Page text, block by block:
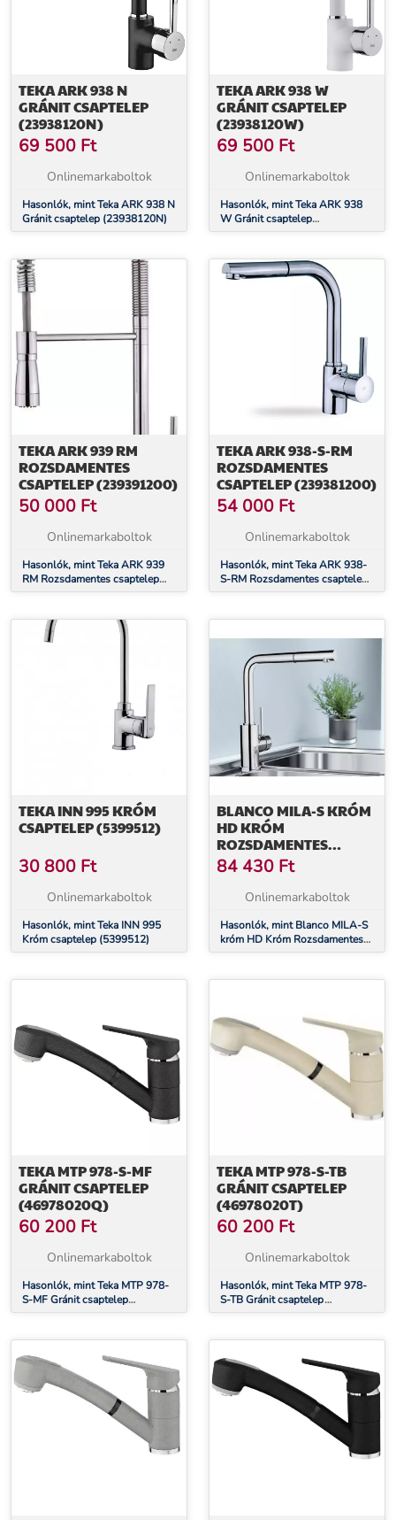
TEKA ARK 938 N
GRÁNIT CSAPTELEP
(23938120N)
69 500 Ft
Onlinemarkaboltok
Hasonlók, mint Teka ARK 938 N
Gránit csaptelep (23938120N)
TEKA ARK 938 W
GRÁNIT CSAPTELEP
(23938120W)
69 500 Ft
Onlinemarkaboltok
Hasonlók, mint Teka ARK 938
W Gránit csaptelep
(23938120W)
TEKA ARK 939 RM
ROZSDAMENTES
CSAPTELEP (239391200)
50 000 Ft
Onlinemarkaboltok
Hasonlók, mint Teka ARK 939
RM Rozsdamentes csaptelep
(239391200)
TEKA ARK 938-S-RM
ROZSDAMENTES
CSAPTELEP (239381200)
54 000 Ft
Onlinemarkaboltok
Hasonlók, mint Teka ARK 938-
S-RM Rozsdamentes csaptelep
(239381200)
TEKA INN 995 KRÓM
CSAPTELEP (5399512)
30 800 Ft
Onlinemarkaboltok
Hasonlók, mint Teka INN 995
Króm csaptelep (5399512)
BLANCO MILA-S KRÓM
HD KRÓM
ROZSDAMENTES
CSAPTELEP (519810)
84 430 Ft
Onlinemarkaboltok
Hasonlók, mint Blanco MILA-S
króm HD Króm Rozsdamentes
csaptelep (519810)
TEKA MTP 978-S-MF
GRÁNIT CSAPTELEP
(46978020Q)
60 200 Ft
Onlinemarkaboltok
Hasonlók, mint Teka MTP 978-
S-MF Gránit csaptelep
(46978020Q)
TEKA MTP 978-S-TB
GRÁNIT CSAPTELEP
(46978020T)
60 200 Ft
Onlinemarkaboltok
Hasonlók, mint Teka MTP 978-
S-TB Gránit csaptelep
(46978020T)